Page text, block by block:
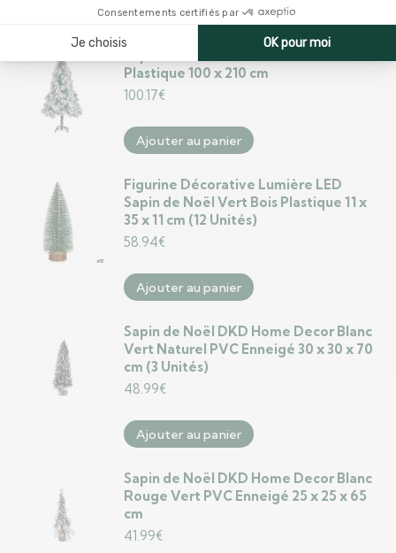
Ajouter au panier
Plastique 100 x 210 cm
100.17€
Ajouter au panier
Figurine Décorative Lumière LED
Sapin de Noël Vert Bois Plastique 11 x
35 x 11 cm (12 Unités)
58.94€
Ajouter au panier
Sapin de Noël DKD Home Decor Blanc
Vert Naturel PVC Enneigé 30 x 30 x 70
cm (3 Unités)
48.99€
Ajouter au panier
Sapin de Noël DKD Home Decor Blanc
Rouge Vert PVC Enneigé 25 x 25 x 65
cm
41.99€